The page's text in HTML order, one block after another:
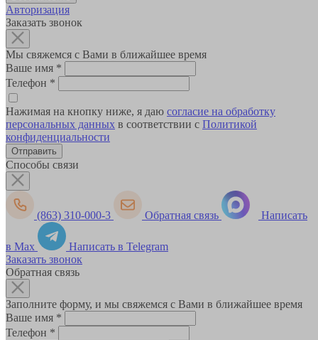
Авторизация
Заказать звонок
Мы свяжемся с Вами в ближайшее время
Ваше имя *
Телефон *
Нажимая на кнопку ниже, я даю согласие на обработку
персональных данных в соответствии с Политикой
конфиденциальности
Способы связи
(863) 310-000-3 Обратная связь Написать
в Max
Написать в Telegram
Заказать звонок
Обратная связь
Заполните форму, и мы свяжемся с Вами в ближайшее время
Ваше имя *
Телефон *